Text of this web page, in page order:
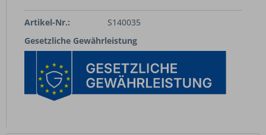
Artikel-Nr.:
S140035
Gesetzliche Gewährleistung